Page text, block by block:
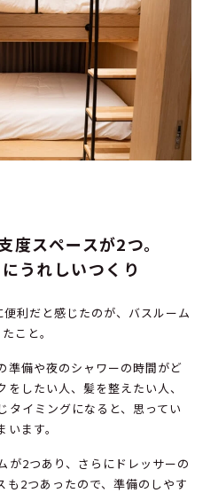
度スペースが2つ。
うれしいつくり
利だと感じたのが、バスルーム
こと。
準備や夜のシャワーの時間がど
したい人、髪を整えたい人、
タイミングになると、思ってい
ます。
が2つあり、さらにドレッサーの
も2つあったので、準備のしやす